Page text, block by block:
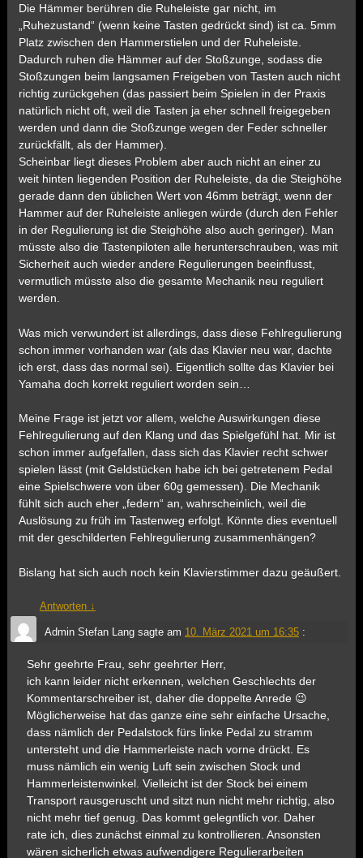
Die Hämmer berühren die Ruheleiste gar nicht, im
„Ruhezustand“ (wenn keine Tasten gedrückt sind) ist ca. 5mm
Platz zwischen den Hammerstielen und der Ruheleiste.
Dadurch ruhen die Hämmer auf der Stoßzunge, sodass die
Stoßzungen beim langsamen Freigeben von Tasten auch nicht
richtig zurückgehen (das passiert beim Spielen in der Praxis
natürlich nicht oft, weil die Tasten ja eher schnell freigegeben
werden und dann die Stoßzunge wegen der Feder schneller
zurückfällt, als der Hammer).
Scheinbar liegt dieses Problem aber auch nicht an einer zu
weit hinten liegenden Position der Ruheleiste, da die Steighöhe
gerade dann den üblichen Wert von 46mm beträgt, wenn der
Hammer auf der Ruheleiste anliegen würde (durch den Fehler
in der Regulierung ist die Steighöhe also auch geringer). Man
müsste also die Tastenpiloten alle herunterschrauben, was mit
Sicherheit auch wieder andere Regulierungen beeinflusst,
vermutlich müsste also die gesamte Mechanik neu reguliert
werden.
Was mich verwundert ist allerdings, dass diese Fehlregulierung
schon immer vorhanden war (als das Klavier neu war, dachte
ich erst, dass das normal sei). Eigentlich sollte das Klavier bei
Yamaha doch korrekt reguliert worden sein…
Meine Frage ist jetzt vor allem, welche Auswirkungen diese
Fehlregulierung auf den Klang und das Spielgefühl hat. Mir ist
schon immer aufgefallen, dass sich das Klavier recht schwer
spielen lässt (mit Geldstücken habe ich bei getretenem Pedal
eine Spielschwere von über 60g gemessen). Die Mechanik
fühlt sich auch eher „federn“ an, wahrscheinlich, weil die
Auslösung zu früh im Tastenweg erfolgt. Könnte dies eventuell
mit der geschilderten Fehlregulierung zusammenhängen?
Bislang hat sich auch noch kein Klavierstimmer dazu geäußert.
Antworten ↓
Admin Stefan Langsagte am 10. März 2021 um 16:35 :
Sehr geehrte Frau, sehr geehrter Herr,
ich kann leider nicht erkennen, welchen Geschlechts der
Kommentarschreiber ist, daher die doppelte Anrede 😉
Möglicherweise hat das ganze eine sehr einfache Ursache,
dass nämlich der Pedalstock fürs linke Pedal zu stramm
untersteht und die Hammerleiste nach vorne drückt. Es
muss nämlich ein wenig Luft sein zwischen Stock und
Hammerleistenwinkel. Vielleicht ist der Stock bei einem
Transport rausgeruscht und sitzt nun nicht mehr richtig, also
nicht mehr tief genug. Das kommt gelegntlich vor. Daher
rate ich, dies zunächst einmal zu kontrollieren. Ansonsten
wären sicherlich etwas aufwendigere Regulierarbeiten